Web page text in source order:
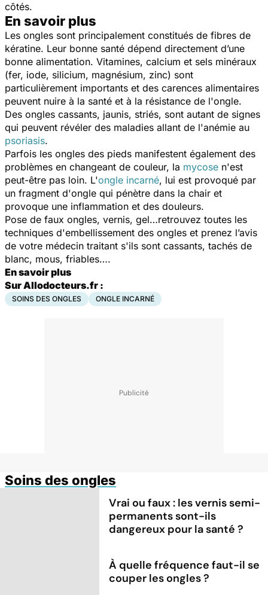
côtés.
En savoir plus
Les ongles sont principalement constitués de fibres de
kératine. Leur bonne santé dépend directement d’une
bonne alimentation. Vitamines, calcium et sels minéraux
(fer, iode, silicium, magnésium, zinc) sont
particulièrement importants et des carences alimentaires
peuvent nuire à la santé et à la résistance de l'ongle.
Des ongles cassants, jaunis, striés, sont autant de signes
qui peuvent révéler des maladies allant de l'anémie au
psoriasis.
Parfois les ongles des pieds manifestent également des
problèmes en changeant de couleur, la mycose n'est
peut-être pas loin. L'ongle incarné, lui est provoqué par
un fragment d'ongle qui pénètre dans la chair et
provoque une inflammation et des douleurs.
Pose de faux ongles, vernis, gel…retrouvez toutes les
techniques d'embellissement des ongles et prenez l’avis
de votre médecin traitant s'ils sont cassants, tachés de
blanc, mous, friables….
En savoir plus
Sur Allodocteurs.fr :
SOINS DES ONGLES ONGLE INCARNÉ
Soins des ongles
Vrai ou faux : les vernis semi-
permanents sont-ils
dangereux pour la santé ?
À quelle fréquence faut-il se
couper les ongles ?